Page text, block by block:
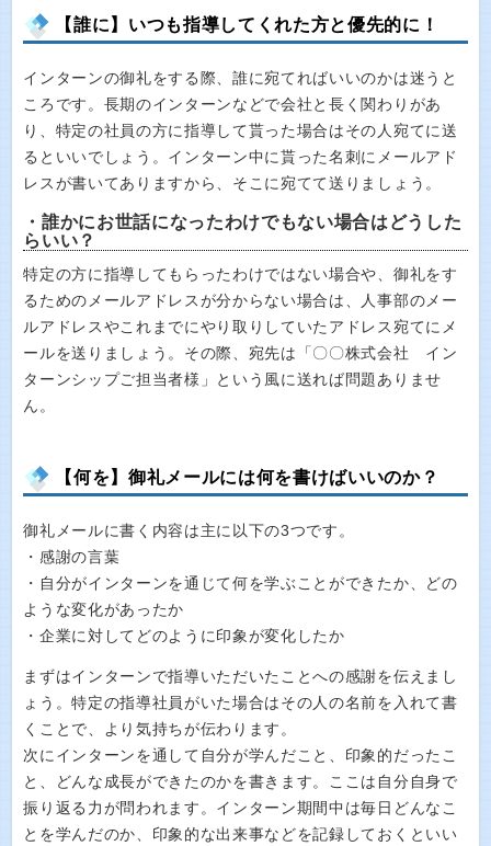
【誰に】いつも指導してくれた方と優先的に！
インターンの御礼をする際、誰に宛てればいいのかは迷うと
ころです。長期のインターンなどで会社と長く関わりがあ
り、特定の社員の方に指導して貰った場合はその人宛てに送
るといいでしょう。インターン中に貰った名刺にメールアド
レスが書いてありますから、そこに宛てて送りましょう。
・誰かにお世話になったわけでもない場合はどうした
らいい？
特定の方に指導してもらったわけではない場合や、御礼をす
るためのメールアドレスが分からない場合は、人事部のメー
ルアドレスやこれまでにやり取りしていたアドレス宛てにメ
ールを送りましょう。その際、宛先は「〇〇株式会社 イン
ターンシップご担当者様」という風に送れば問題ありませ
ん。
【何を】御礼メールには何を書けばいいのか？
御礼メールに書く内容は主に以下の3つです。
・感謝の言葉
・自分がインターンを通じて何を学ぶことができたか、どの
ような変化があったか
・企業に対してどのように印象が変化したか
まずはインターンで指導いただいたことへの感謝を伝えまし
ょう。特定の指導社員がいた場合はその人の名前を入れて書
くことで、より気持ちが伝わります。
次にインターンを通して自分が学んだこと、印象的だったこ
と、どんな成長ができたのかを書きます。ここは自分自身で
振り返る力が問われます。インターン期間中は毎日どんなこ
とを学んだのか、印象的な出来事などを記録しておくといい